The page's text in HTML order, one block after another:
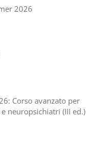
2026
Corso avanzato per
neuropsichiatri (III ed.)